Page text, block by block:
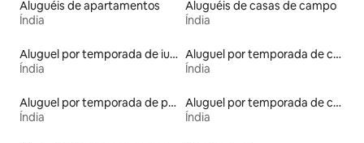
Aluguéis de apartamentos
Índia
Aluguéis de casas de campo
Índia
Aluguel por temporada de iurtas
Índia
Aluguel por temporada de cavernas
Índia
Aluguel por temporada de prédios religiosos
Índia
Aluguel por temporada de castelos
Índia